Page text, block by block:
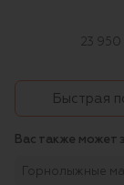
23 950
Быстрая
Вас также может
Горнолыжные